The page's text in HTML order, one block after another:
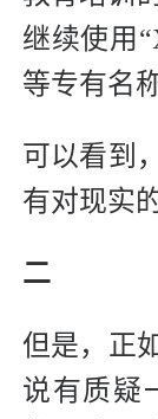
继续使用
等专有名称
可以看到
有对现实
二
但是，正
说有质疑